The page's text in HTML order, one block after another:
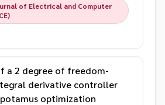
of Electrical and Computer
a 2 degree of freedom-
derivative controller
optimization